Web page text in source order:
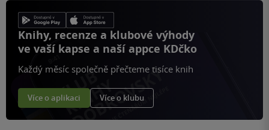
Knihy, recenze a klubové výhody
ve vaší kapse a naší appce KDčko
Každý měsíc společně přečteme tisíce knih
Více o aplikaci Více o klubu